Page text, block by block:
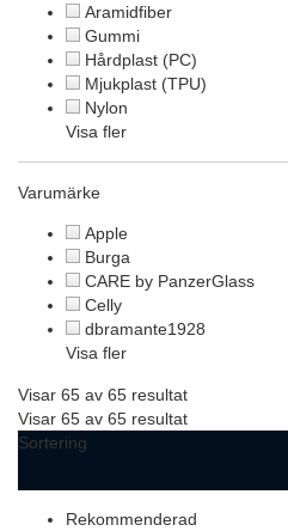
Aramidfiber
Gummi
Hårdplast (PC)
Mjukplast (TPU)
Nylon
Visa fler
Varumärke
Apple
Burga
CARE by PanzerGlass
Celly
dbramante1928
Visa fler
Visar 65 av 65 resultat
Visar 65 av 65 resultat
Sortering
Rekommenderad